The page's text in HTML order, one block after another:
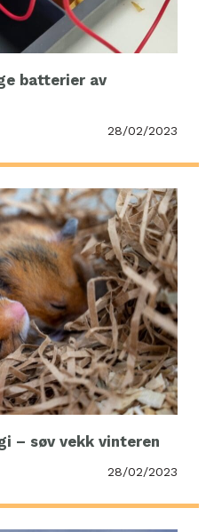
batterier av
28/02/2023
– søv vekk vinteren
28/02/2023